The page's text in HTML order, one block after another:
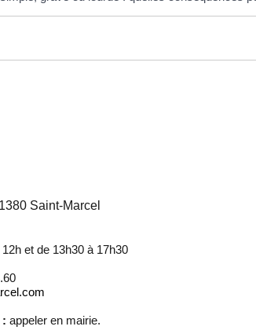
Saint-Marcel
et de 13h30 à 17h30
: appeler en mairie.